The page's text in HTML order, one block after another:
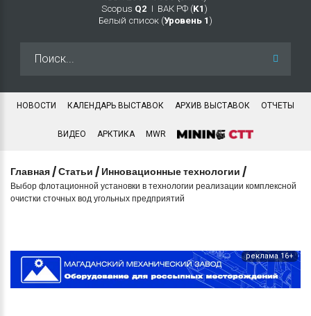
Scopus Q2 Ι ВАК РФ (K1 )
Белый список (Уровень 1 )
НОВОСТИ КАЛЕНДАРЬ ВЫСТАВОК АРХИВ ВЫСТАВОК ОТЧЕТЫ
ВИДЕО АРКТИКА MWR
Главная /Статьи / Инновационные технологии /
Выбор флотационной установки в технологии реализации комплексной
очистки сточных вод угольных предприятий
реклама 16+